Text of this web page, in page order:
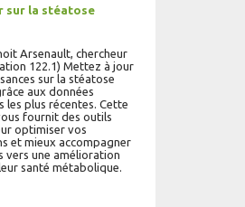
sur la stéatose
Arsenault, chercheur
122.1) Mettez à jour
sur la stéatose
aux données
les plus récentes. Cette
fournit des outils
optimiser vos
et mieux accompagner
vers une amélioration
santé métabolique.